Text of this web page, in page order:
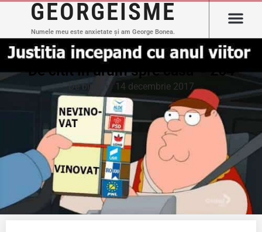
GEORGEISME
Numele meu este anxietate și am George Bonea.
De citit în drum spre casă – 264
De bine 14 decembrie 2017